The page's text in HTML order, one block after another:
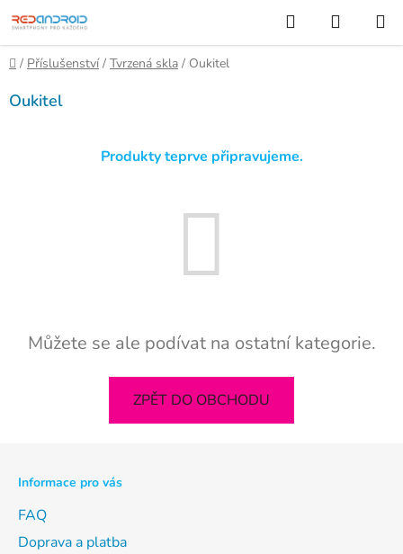
na
obsah
Hledat
KOŠÍK
Domů
/ Příslušenství / Tvrzená skla / Oukitel
Oukitel
Produkty teprve připravujeme.
Můžete se ale podívat na ostatní kategorie.
ZPĚT DO OBCHODU
Informace pro vás
FAQ
Doprava a platba